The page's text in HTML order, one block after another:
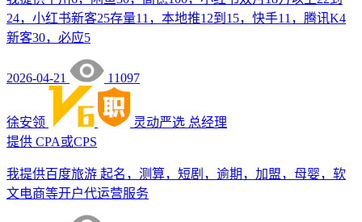
24，小红书新客25存量11，本地推12到15，快手11，腾讯K4
新客30，必应5
2026-04-21 11097
徐安领 灵动严选 总经理
提供 CPA或CPS
我提供百度旅游 起名，测算，短剧，逾期，加盟，母婴，软
文电商等开户代运营服务